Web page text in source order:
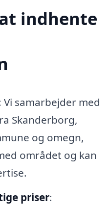
indhente
Vi samarbejder med
Skanderborg,
og omegn,
området og kan
priser: